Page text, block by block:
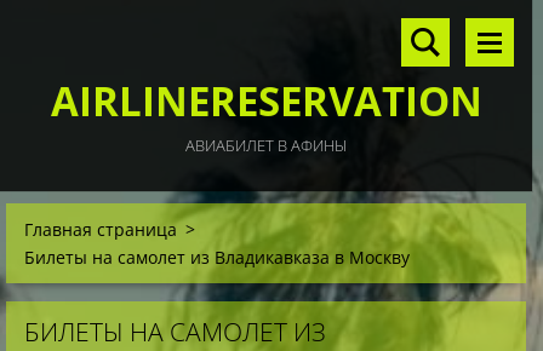
AIRLINERESERVATION
АВИАБИЛЕТ В АФИНЫ
Главная страница >
Билеты на самолет из Владикавказа в Москву
БИЛЕТЫ НА САМОЛЕТ ИЗ